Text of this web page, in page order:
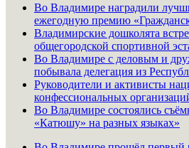
Во Владимире наградили
ежегодную премию
Владимирские дошколята
общегородской спортивной
Во Владимире с деловым и
побывала делегация из
Руководители и активисты
конфессиональных
Во Владимире состоялись
«Катюшу» на разных языках»